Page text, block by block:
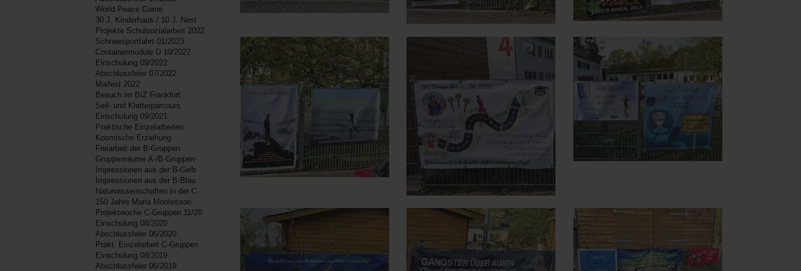
World Peace Game
30 J. Kinderhaus / 10 J. Nest
Projekte Schulsozialarbeit 2022
Schneesportfahrt 01/2023
Containermodule D 10/2022
Einschulung 09/2022
Abschlussfeier 07/2022
Maifest 2022
Besuch im BIZ Frankfurt
Seil- und Kletterparcours
Einschulung 09/2021
Praktische Einzelarbeiten
Kosmische Erziehung
Freiarbeit der B-Gruppen
Gruppenräume A-/B-Gruppen
Impressionen aus der B-Gelb
Impressionen aus der B-Blau
Naturwissenschaften in der C
150 Jahre Maria Montessori
Projektwoche C-Gruppen 11/20
Einschulung 08/2020
Abschlussfeier 06/2020
Prakt. Einzelarbeit C-Gruppen
Einschulung 08/2019
Abschlussfeier 06/2019